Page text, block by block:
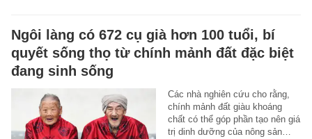
Ngôi làng có 672 cụ già hơn 100 tuổi, bí
quyết sống thọ từ chính mảnh đất đặc biệt
đang sinh sống
Các nhà nghiên cứu cho rằng,
chính mảnh đất giàu khoáng
chất có thể góp phần tạo nên giá
trị dinh dưỡng của nông sản…